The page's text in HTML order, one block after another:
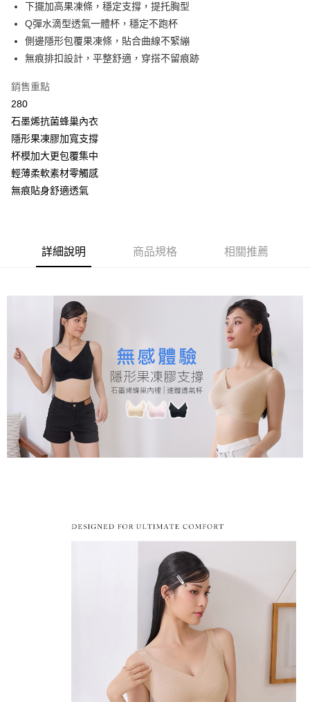
大哥付你分期
相關說明
【大哥付你分期使用說明】
1.本服務由台灣大哥大提供，台灣大哥大用戶可立即使用無須另外申請。
流程，驗證手機門號後，選擇欲分期的期數、繳款截止日，確認付款後即完
成交易。
4.訂單成立30分鐘內，如未前往確認交易或遇審核未通過，訂單將自動取
消。如遇「轉專審核」未通過狀況，表示未達大哥付你分期系統評分，恕無
法說明評估內容。
【繳款方式說明】
1.分期款項不併入電信帳單，「大哥付你分期」於每月結算日後寄送繳費提
醒簡訊。
1.本服務係由「台灣大哥大股份有限公司」（以下簡稱本公司）所提供，讓
資料（包含姓名、電話或地址）提供予台灣大哥大進項蒐集、處理及利用，
由本公司與您本人進行分期帳單所需資料之確認、核對及更正。
3.完整用戶服務條款，請詳閱以下連結：
https://oppay.tw/userRule
AFTEE先享後付
【關於「AFTEE先享後付」】
AFTEE先享後付是「在收到商品之後才付款」的支付方式。 讓您購物簡單
便利好安心！
１．簡單：不需註冊會員、不需綁卡、不需儲值。
２．便利：只要手機號碼，簡訊認證，即可結帳。
３．安心：先確認商品／服務後，再付款。
１．於結帳方式選擇「AFTEE先享後付」後，將跳轉至「AFTEE先享後付」
ATM／網路銀行／等多元方式進行付款，方視為交易完成。
※ 請注意：結帳手續完成當下不需立刻繳費，但若您需要取消訂單，請聯絡
購買商品的店家。未經商家同意取消之訂單仍視為有效，需透過AFTEE先享
※ 交易是否成功請以「AFTEE先享後付 」之結帳頁面顯示為準，若有關於
是否繳費成功／繳費後需取消欲退款等相關疑問，請聯繫「AFTEE先享後付
客戶支援中心」https://netprotections.freshdesk.com/support/home
【注意事項】
１．透過由恩沛科技股份有限公司提供之「AFTEE先享後付」服務完成之交
易，需依本服務之必要範圍內提供個人資料，並將交易相關給付款項請求債
權轉讓予恩沛科技股份有限公司。
２．關於個人資料處理事宜，請瀏覽以下網址：
https://aftee.tw/terms/#terms3
３．未成年的使用者請事先徵得法定代理人或監護人之同意方可使用
「AFTEE先享後付」，若未經同意申辦者引起之損失，本公司不負相關責
任。
４．使用「AFTEE先享後付」時，將依據個別帳號之用戶狀況，依本公司即
Hami Point
相關說明
「Hami Point」為中華電信所提供之點數服務，可於會員專區綁定中華電信
會員帳號後，即可在購物車使用 Hami Point 折抵消費金額 (1點等於1元)。
貨到付款
每筆NT$80，滿NT$499(含以上)免運費
萊爾富取貨付款
每筆NT$80，滿NT$799(含以上)免運費
付款後萊爾富取貨
每筆NT$80，滿NT$799(含以上)免運費
7-11取貨付款
每筆NT$80，滿NT$799(含以上)免運費
付款後7-11取貨
每筆NT$80，滿NT$890(含以上)免運費
查看運費
下擺加高果凍條，穩定支撐，提托胸型
Q彈水滴型透氣一體杯，穩定不跑杯
側邊隱形包覆果凍條，貼合曲線不緊繃
無痕排扣設計，平整舒適，穿搭不留痕跡
銷售重點
280
石墨烯抗菌蜂巢內衣
隱形果凍膠加寬支撐
杯模加大更包覆集中
輕薄柔軟素材零觸感
無痕貼身舒適透氣
詳細說明 商品規格 相關推薦